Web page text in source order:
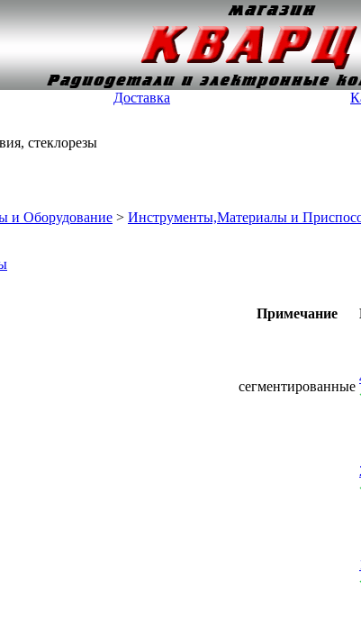
Доставка
стеклорезы
и Оборудование > Инструменты,Материалы и
Примечание
сегментированные